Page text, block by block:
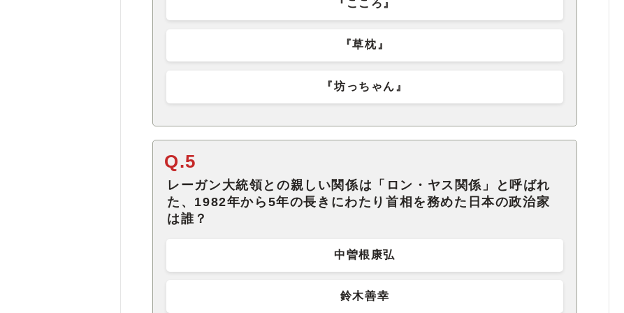
『こころ』
『草枕』
『坊っちゃん』
Q.5
レーガン大統領との親しい関係は「ロン・ヤス関係」と呼ばれ
た、1982年から5年の長きにわたり首相を務めた日本の政治家
は誰？
中曽根康弘
鈴木善幸